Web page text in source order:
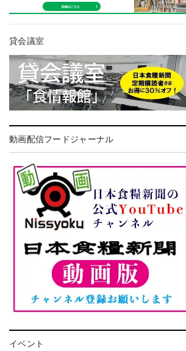
貸会議室
動画配信フードジャーナル
イベント